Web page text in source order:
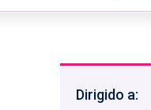
Dirigido a: